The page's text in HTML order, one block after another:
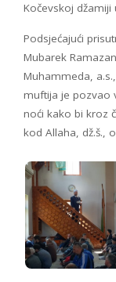
Kočevskoj džamiji
Podsjećajući
Mubarek
Muhammeda,
muftija je pozvao
noći kako bi kroz
kod Allaha, dž.š.,